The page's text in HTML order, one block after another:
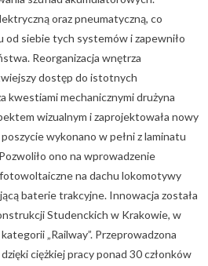
oraz pneumatyczną, co
od siebie tych systemów i zapewniło
Reorganizacja wnętrza
dostęp do istotnych
kwestiami mechanicznymi drużyna
wizualnym i zaprojektowała nowy
wykonano w pełni z laminatu
ono na wprowadzenie
na dachu lokomotywy
baterie trakcyjne. Innowacja została
Studenckich w Krakowie, w
„Railway”. Przeprowadzona
ciężkiej pracy ponad 30 członków